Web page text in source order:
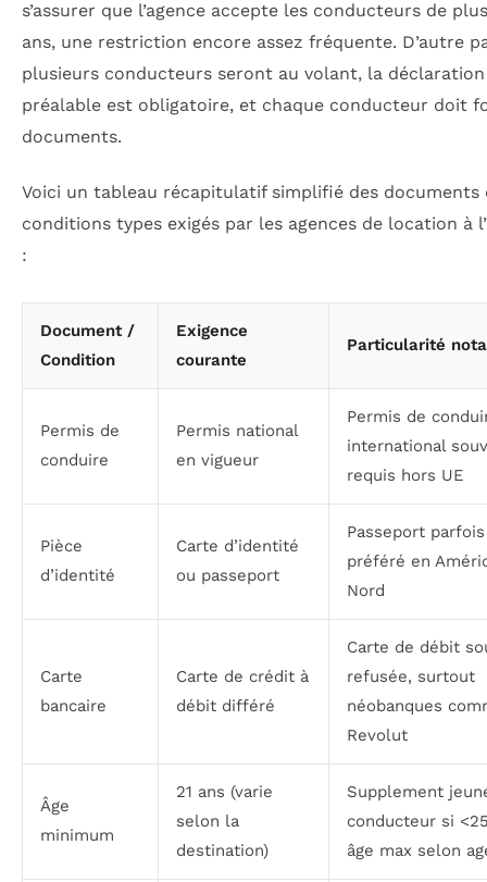
s’assurer que l’agence accepte les conducteurs de
ans, une restriction encore assez fréquente. D’autre
plusieurs conducteurs seront au volant, la déclaration
préalable est obligatoire, et chaque conducteur doit
documents.
Voici un tableau récapitulatif simplifié des documents
conditions types exigés par les agences de location à
:
Document /
Condition
Exigence
courante
Particularité
Permis de
conduire
Permis national
en vigueur
Permis de
international
requis hors UE
Pièce
d’identité
Carte d’identité
ou passeport
Passeport parfois
préféré en
Nord
Carte
bancaire
Carte de crédit à
débit différé
Carte de débit
refusée, surtout
néobanques
Revolut
Âge
minimum
21 ans (varie
selon la
destination)
Supplement
conducteur si
âge max selon